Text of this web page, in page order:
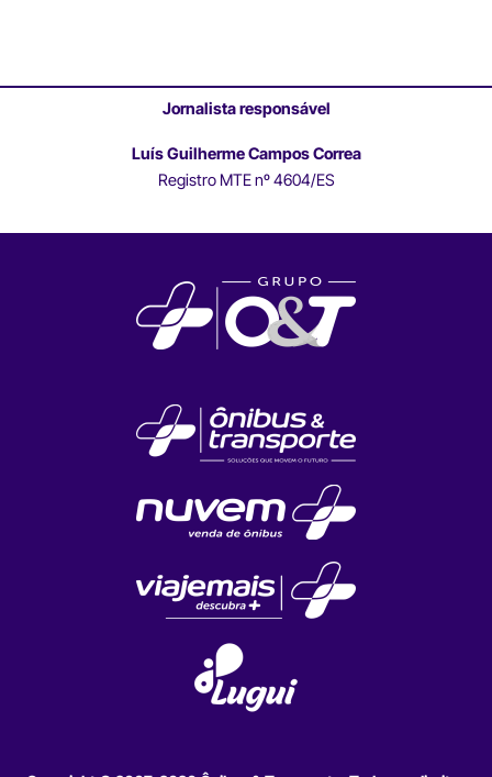
Jornalista responsável
Luís Guilherme Campos Correa
Registro MTE nº 4604/ES